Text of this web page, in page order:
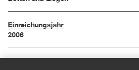
Einreichungsjahr
2006
Maße